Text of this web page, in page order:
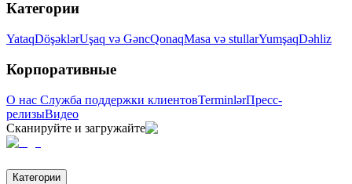
Категории
YataqDöşəklərUşaq və GəncQonaqMasa və stullarYumşaqDəhliz
Корпоративные
О нас Служба поддержки клиентовTerminlərПресс-
релизыВидео
Сканируйте и загружайте
Категории